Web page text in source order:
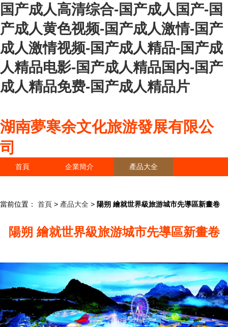
国产成人高清综合-国产成人国产-国
产成人黄色视频-国产成人激情-国产
成人激情视频-国产成人精品-国产成
人精品电影-国产成人精品国内-国产
成人精品免费-国产成人精品片
湖南夢寒余文化旅游發展有限公
司
首頁 企業簡介 產品大全
當前位置： 首頁 > 產品大全 > 陽朔 繪就世界級旅游城市先導區新畫卷
陽朔 繪就世界級旅游城市先導區新畫卷